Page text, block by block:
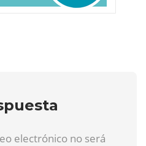
electrónico no será